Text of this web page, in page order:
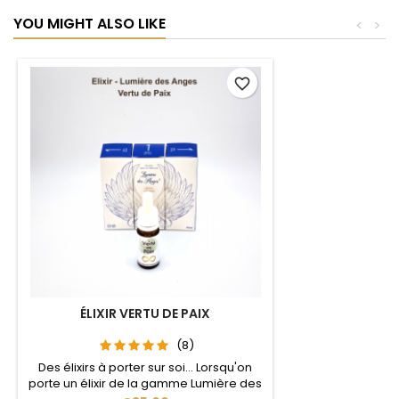
YOU MIGHT ALSO LIKE >
<
ÉLIXIR VERTU DE PAIX
(8)
Des élixirs à porter sur soi... Lorsqu'on
porte un élixir de la gamme Lumière des
favorite_border